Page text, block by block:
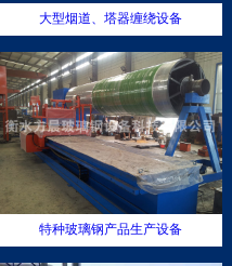
大型烟道、塔器缠绕设备
特种玻璃钢产品生产设备